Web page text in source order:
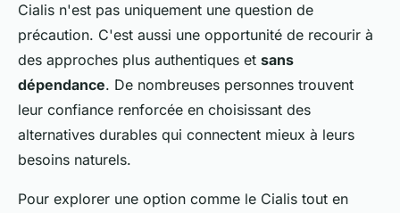
Cialis n'est pas uniquement une question de
précaution. C'est aussi une opportunité de recourir à
des approches plus authentiques et sans
dépendance. De nombreuses personnes trouvent
leur confiance renforcée en choisissant des
alternatives durables qui connectent mieux à leurs
besoins naturels.
Pour explorer une option comme le Cialis tout en